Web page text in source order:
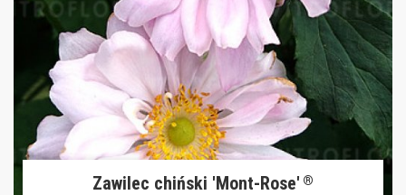
Zawilec chiński 'Mont-Rose' ®